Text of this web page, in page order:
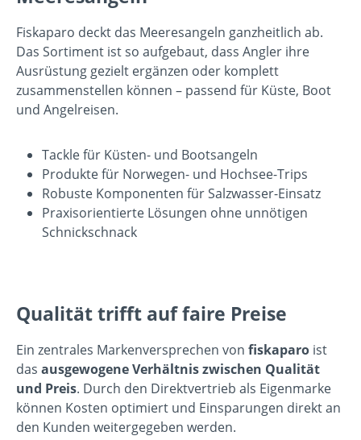
Fiskaparo deckt das Meeresangeln ganzheitlich ab.
Das Sortiment ist so aufgebaut, dass Angler ihre
Ausrüstung gezielt ergänzen oder komplett
zusammenstellen können – passend für Küste, Boot
und Angelreisen.
Tackle für Küsten- und Bootsangeln
Produkte für Norwegen- und Hochsee-Trips
Robuste Komponenten für Salzwasser-Einsatz
Praxisorientierte Lösungen ohne unnötigen
Schnickschnack
Qualität trifft auf faire Preise
Ein zentrales Markenversprechen von fiskaparo ist
das ausgewogene Verhältnis zwischen Qualität
und Preis. Durch den Direktvertrieb als Eigenmarke
können Kosten optimiert und Einsparungen direkt an
den Kunden weitergegeben werden.